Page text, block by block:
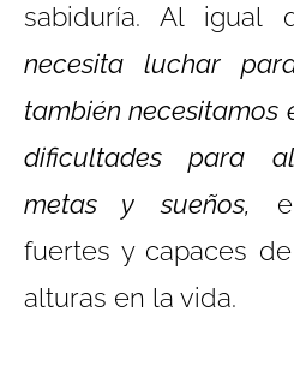
sabiduría. Al igual
necesita luchar
también necesitamos
dificultades para
metas y sueños,
fuertes y capaces
alturas en la vida.